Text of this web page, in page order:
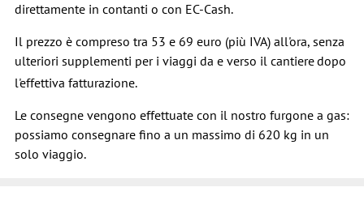
direttamente in contanti o con EC-Cash.
Il prezzo è compreso tra 53 e 69 euro (più IVA) all'ora, senza
ulteriori supplementi per i viaggi da e verso il cantieredopo
l'effettiva fatturazione.
Le consegne vengono effettuate con il nostro furgone a gas:
possiamo consegnare fino a un massimo di 620 kg in un
solo viaggio.